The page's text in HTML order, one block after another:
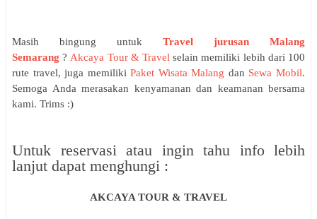
Masih bingung untuk Travel jurusan Malang
Semarang ? Akcaya Tour & Travel selain memiliki lebih dari 100
rute travel, juga memilikiPaket Wisata Malang dan Sewa Mobil.
Semoga Anda merasakan kenyamanan dan keamanan bersama
kami. Trims :)
Untuk reservasi atau ingin tahu info lebih
lanjut dapat menghungi :
AKCAYA TOUR & TRAVEL